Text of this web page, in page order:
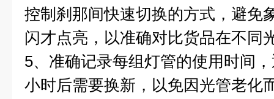
控制刹那间快速切换的方式，避免
闪才点亮，以准确对比货品在不同
5、准确记录每组灯管的使用时间
小时后需要换新，以免因光管老化